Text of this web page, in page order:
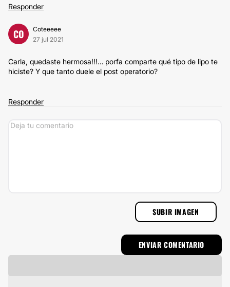
Responder
CO
Coteeeee
27 jul 2021
Carla, quedaste hermosa!!!… porfa comparte qué tipo de lipo te
hiciste? Y que tanto duele el post operatorio?
Responder
SUBIR IMAGEN